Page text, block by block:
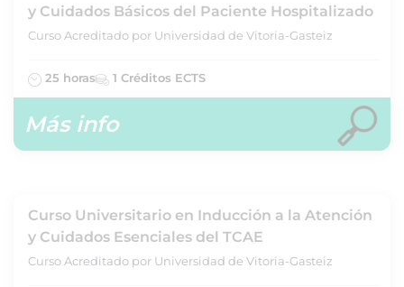
y Cuidados Básicos del Paciente Hospitalizado
Curso Acreditado por Universidad de Vitoria-Gasteiz
25 horas 1 Créditos ECTS
Más info
Curso Universitario en Inducción a la Atención
y Cuidados Esenciales del TCAE
Curso Acreditado por Universidad de Vitoria-Gasteiz